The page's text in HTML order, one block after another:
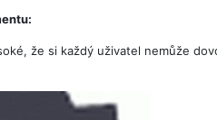
že si každý uživatel nemůže